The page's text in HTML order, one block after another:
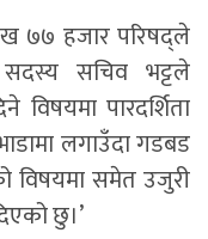
७७ हजार परिषद्ले
सचिव भट्टले
विषयमा पारदर्शिता
लगाउँदा गडबड
विषयमा समेत उजुरी
छु।’